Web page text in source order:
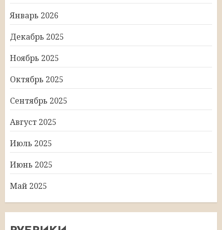
Январь 2026
Декабрь 2025
Ноябрь 2025
Октябрь 2025
Сентябрь 2025
Август 2025
Июль 2025
Июнь 2025
Май 2025